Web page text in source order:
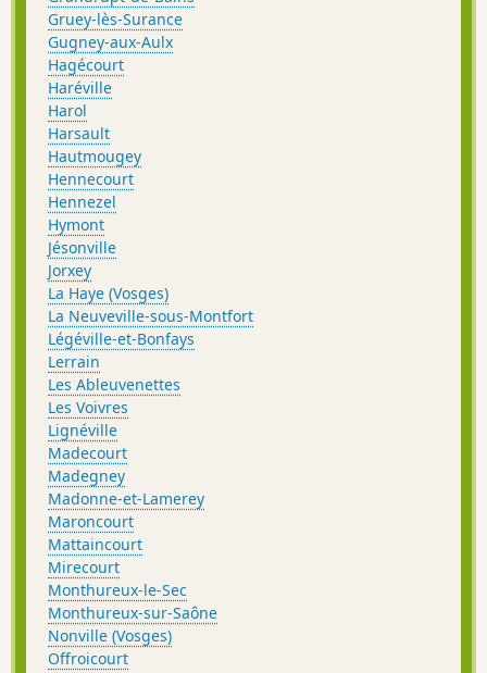
Gruey-lès-Surance
Gugney-aux-Aulx
Hagécourt
Haréville
Harol
Harsault
Hautmougey
Hennecourt
Hennezel
Hymont
Jésonville
Jorxey
La Haye (Vosges)
La Neuveville-sous-Montfort
Légéville-et-Bonfays
Lerrain
Les Ableuvenettes
Les Voivres
Lignéville
Madecourt
Madegney
Madonne-et-Lamerey
Maroncourt
Mattaincourt
Mirecourt
Monthureux-le-Sec
Monthureux-sur-Saône
Nonville (Vosges)
Offroicourt